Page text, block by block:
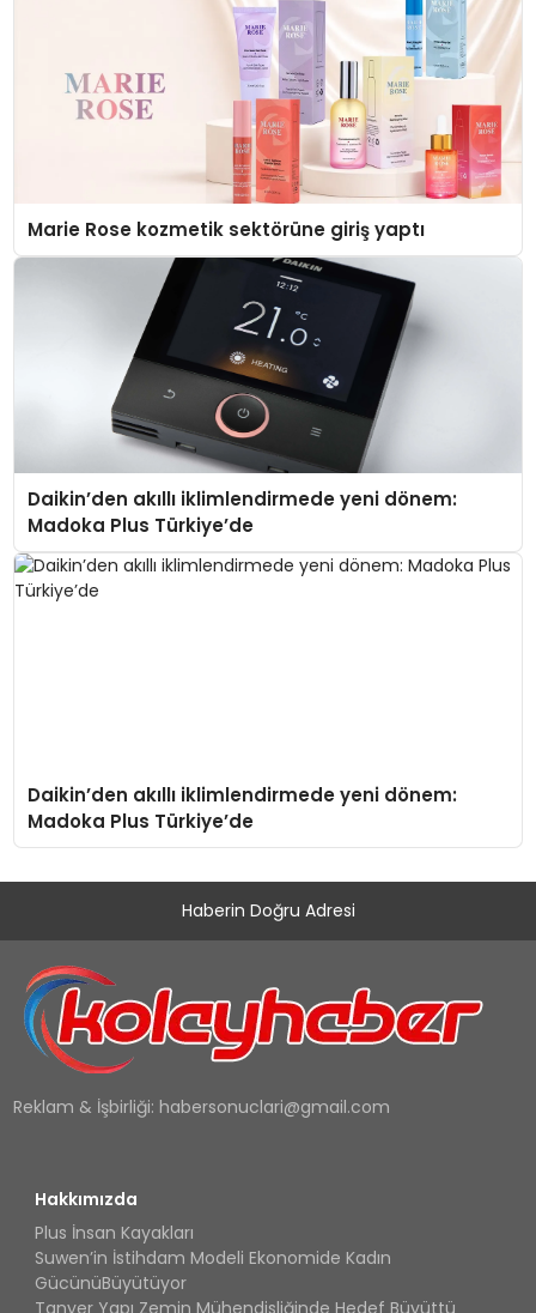
Marie Rose kozmetik sektörüne giriş yaptı
Daikin’den akıllı iklimlendirmede yeni dönem:
Madoka Plus Türkiye’de
Daikin’den akıllı iklimlendirmede yeni dönem:
Madoka Plus Türkiye’de
Haberin Doğru Adresi
Reklam & İşbirliği: habersonuclari@gmail.com
Hakkımızda
Plus İnsan Kayakları
Suwen’in İstihdam Modeli Ekonomide Kadın
GücünüBüyütüyor
Tanyer Yapı Zemin Mühendisliğinde Hedef Büyüttü